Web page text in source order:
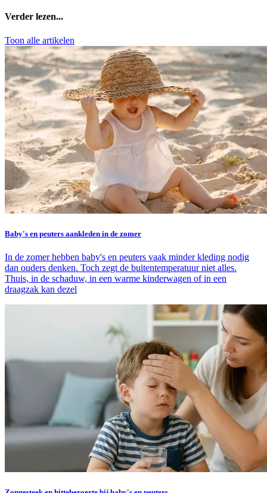
Verder lezen...
Toon alle artikelen
Baby's en peuters aankleden in de zomer
In de zomer hebben baby's en peuters vaak minder kleding nodig
dan ouders denken. Toch zegt de buitentemperatuur niet alles.
Thuis, in de schaduw, in een warme kinderwagen of in een
draagzak kan dezel